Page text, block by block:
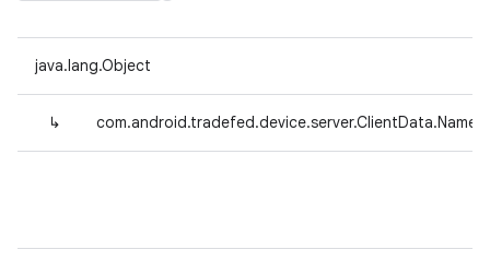
java.lang.Object
↳ com.android.tradefed.device.server.ClientData.Names